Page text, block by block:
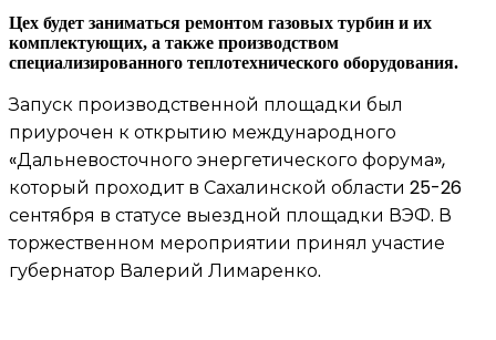
Цех будет заниматься ремонтом газовых турбин и их
комплектующих, а также производством
специализированного теплотехнического оборудования.
Запуск производственной площадки был
приурочен к открытию международного
«Дальневосточного энергетического форума»,
который проходит в Сахалинской области 25-26
сентября в статусе выездной площадки ВЭФ. В
торжественном мероприятии принял участие
губернатор Валерий Лимаренко.